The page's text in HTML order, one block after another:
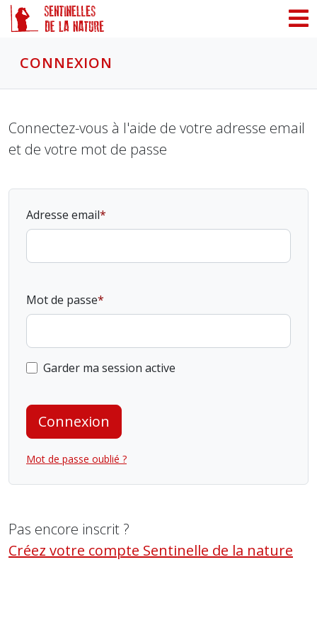
CONNEXION
Connectez-vous à l'aide de votre adresse email
et de votre mot de passe
Adresse email
Mot de passe
Garder ma session active
Connexion
Mot de passe oublié ?
Pas encore inscrit ?
Créez votre compte Sentinelle de la nature
Panneau de gestion des cookies